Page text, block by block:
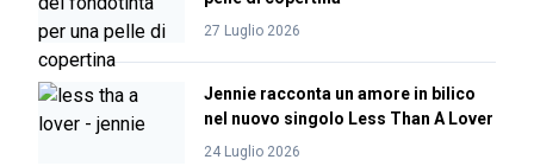
27 Luglio 2026
Jennie racconta un amore in bilico
nel nuovo singolo Less Than A Lover
24 Luglio 2026